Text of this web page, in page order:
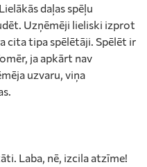
daļas spēļu
Uzņēmēji lieliski izprot
cita tipa spēlētāji. Spēlēt ir
ja apkārt nav
uzvaru, viņa
Laba, nē, izcila atzīme!